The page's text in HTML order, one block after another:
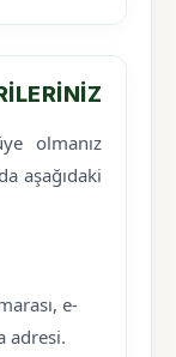
olmanız
aşağıdaki
e-
adresi.